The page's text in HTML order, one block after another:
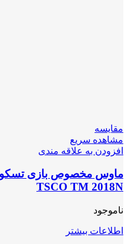
مقایسه
مشاهده سریع
افزودن به علاقه مندی
TSCO TM 2018N
ناموجود
اطلاعات بیشتر